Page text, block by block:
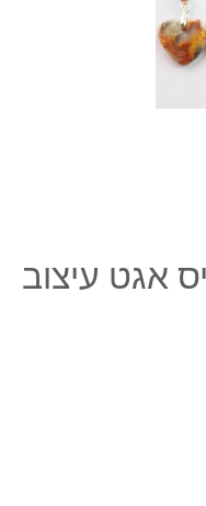
אגט עיצוב